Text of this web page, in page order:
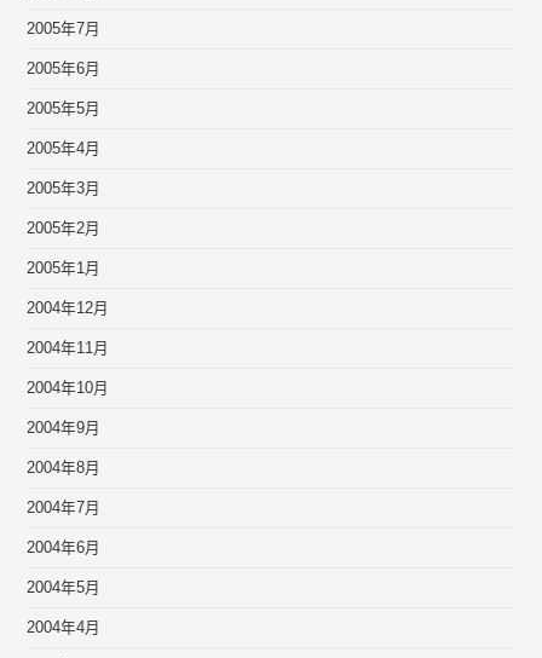
2005年7月
2005年6月
2005年5月
2005年4月
2005年3月
2005年2月
2005年1月
2004年12月
2004年11月
2004年10月
2004年9月
2004年8月
2004年7月
2004年6月
2004年5月
2004年4月